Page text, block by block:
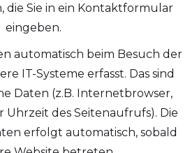
die Sie in ein Kontaktformular
eingeben.
automatisch beim Besuch der
IT-Systeme erfasst. Das sind
Daten (z.B. Internetbrowser,
Uhrzeit des Seitenaufrufs). Die
erfolgt automatisch, sobald